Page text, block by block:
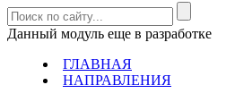
Данный модуль еще в разработке
ГЛАВНАЯ
НАПРАВЛЕНИЯ